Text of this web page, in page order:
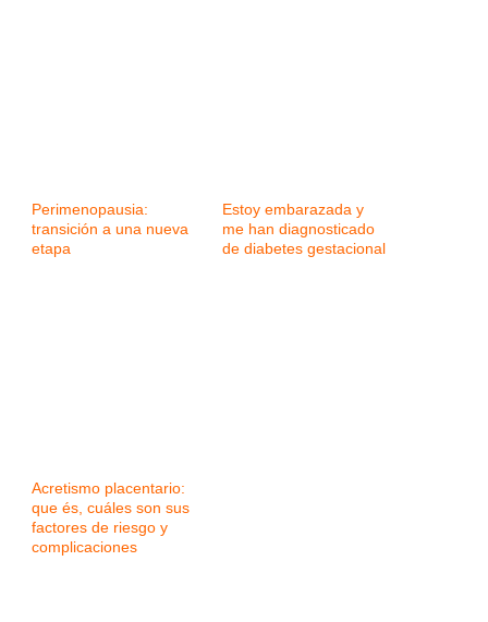
Perimenopausia:
transición a una nueva
etapa
Estoy embarazada y
me han diagnosticado
de diabetes gestacional
Acretismo placentario:
que és, cuáles son sus
factores de riesgo y
complicaciones